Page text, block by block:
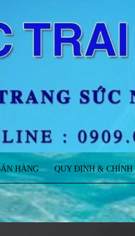
HÀNG QUY ĐỊNH & CHÍNH